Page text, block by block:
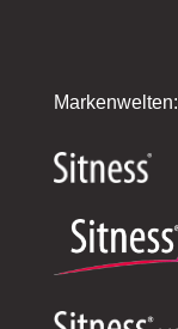
Markenwelten: